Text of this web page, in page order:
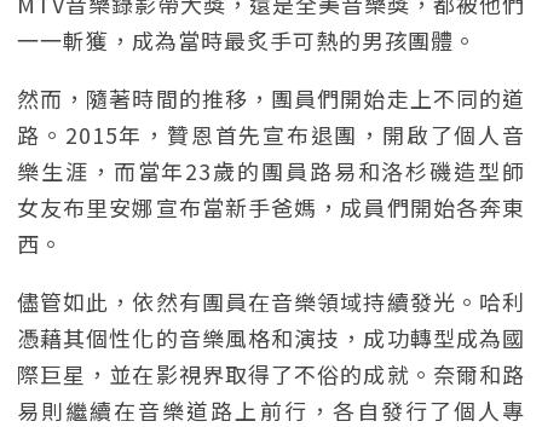
一一斬獲，成為當時最炙手可熱的男孩團體。
然而，隨著時間的推移，團員們開始走上不同的道
路。2015年，贊恩首先宣布退團，開啟了個人音
樂生涯，而當年23歲的團員路易和洛杉磯造型師
女友布里安娜宣布當新手爸媽，成員們開始各奔東
西。
儘管如此，依然有團員在音樂領域持續發光。哈利
憑藉其個性化的音樂風格和演技，成功轉型成為國
際巨星，並在影視界取得了不俗的成就。奈爾和路
易則繼續在音樂道路上前行，各自發行了個人專